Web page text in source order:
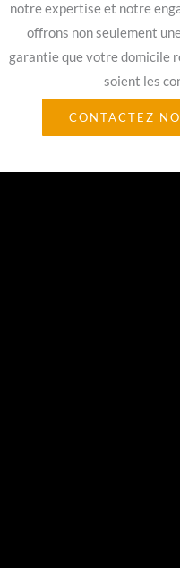
notre expertise et notre
offrons non seulement
garantie que votre domicile
soient les
CONTACTEZ